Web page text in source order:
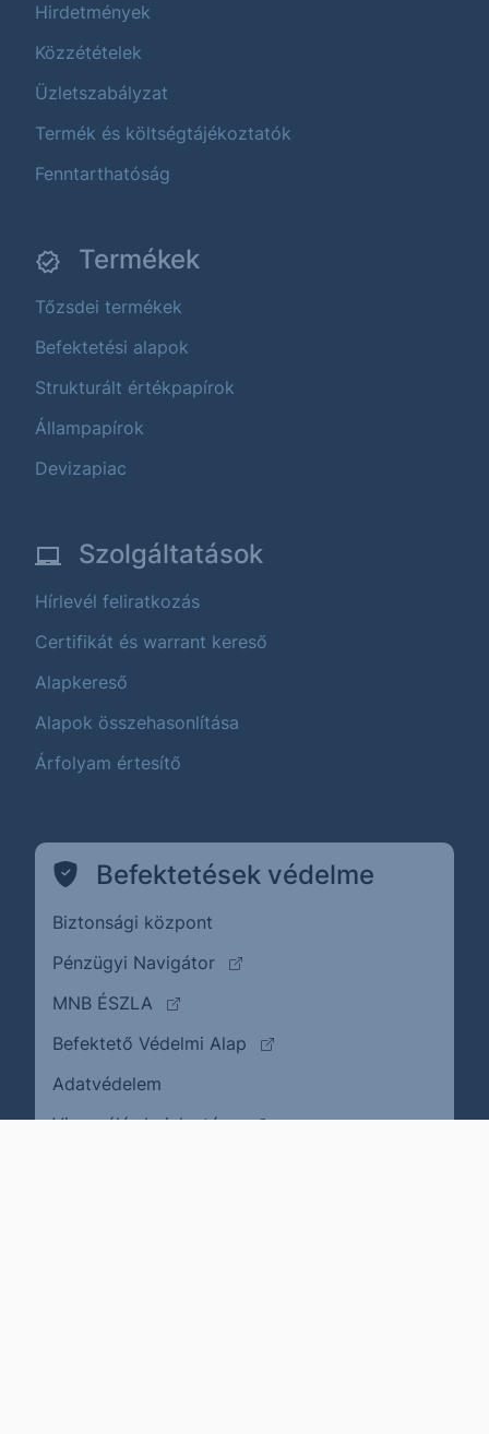
Hirdetmények
Közzétételek
Üzletszabályzat
Termék és költségtájékoztatók
Fenntarthatóság
Termékek
Tőzsdei termékek
Befektetési alapok
Strukturált értékpapírok
Állampapírok
Devizapiac
Szolgáltatások
Hírlevél feliratkozás
Certifikát és warrant kereső
Alapkereső
Alapok összehasonlítása
Árfolyam értesítő
Befektetések védelme
Biztonsági központ
Pénzügyi Navigátor
(külső oldalra ugrik)
MNB ÉSZLA
(külső oldalra ugrik)
Befektető Védelmi Alap
(külső oldalra ugrik)
Adatvédelem
Visszaélés bejelentése(külső oldalra ugrik)